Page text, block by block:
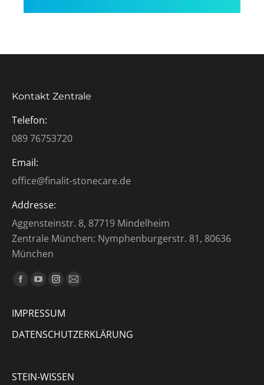
Kontakt Zentrale
Telefon:
089 76753720
Email:
office@finalit-stonecare.de
Addresse:
Aggensteinstr. 8, 87719 Mindelheim
Zentrale München: Nymphenburgerstr. 81, 80636
München
Finden Sie uns auf:
Facebook
opens
in
YouTube
opens
in
Instagram
opens
in
E-
opens
window
IMPRESSUM
DATENSCHUTZERKLÄRUNG
STEIN-WISSEN